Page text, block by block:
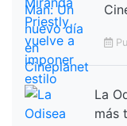
La
más